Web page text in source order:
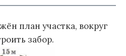
план участка, вокруг
забор.